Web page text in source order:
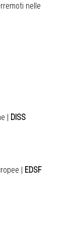
nelle
DISS
EDSF